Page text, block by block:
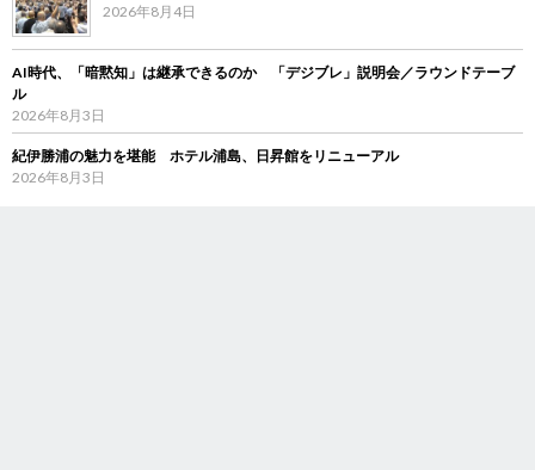
2026年8月4日
AI時代、「暗黙知」は継承できるのか 「デジブレ」説明会／ラウンドテーブ
ル
2026年8月3日
紀伊勝浦の魅力を堪能 ホテル浦島、日昇館をリニューアル
2026年8月3日